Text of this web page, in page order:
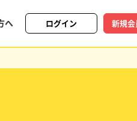
へ ログイン 新規会